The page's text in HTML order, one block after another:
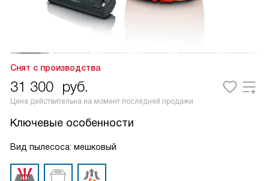
Снят с производства
31 300 руб.
Цена действительна на момент последней продажи
Ключевые особенности
Вид пылесоса: мешковый